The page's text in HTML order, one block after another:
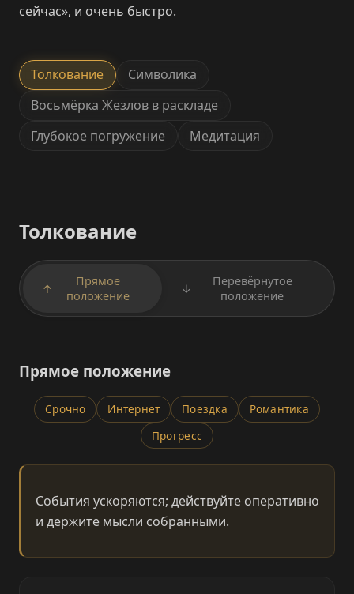
сейчас», и очень быстро.
Толкование
Символика
Восьмёрка Жезлов в раскладе
Глубокое погружение
Медитация
Толкование
↑
Прямое
положение
↓
Перевёрнутое
положение
Прямое положение
Срочно Интернет Поездка
Романтика
Прогресс
События ускоряются; действуйте оперативно
и держите мысли собранными.